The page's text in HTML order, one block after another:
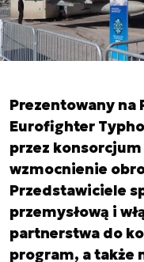
Prezentowany na
Eurofighter
przez
wzmocnienie
Przedstawiciele
przemysłową i
partnerstwa do
program, a także